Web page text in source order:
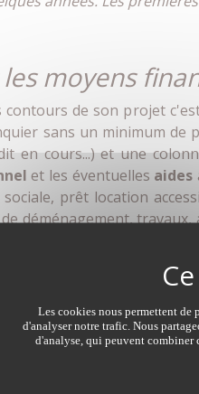
les moyens
contours de son projet
sans un minimum de
en cours...) et une
et les éventuelles aides
sociale, prêt location
déménagement,
à-dire la somme que
doit pas dépasser 30 %
l'apport
personnel sera
Les cookies nous permettent de
d'analyser notre trafic. Nous
d'analyse, qui peuvent combiner